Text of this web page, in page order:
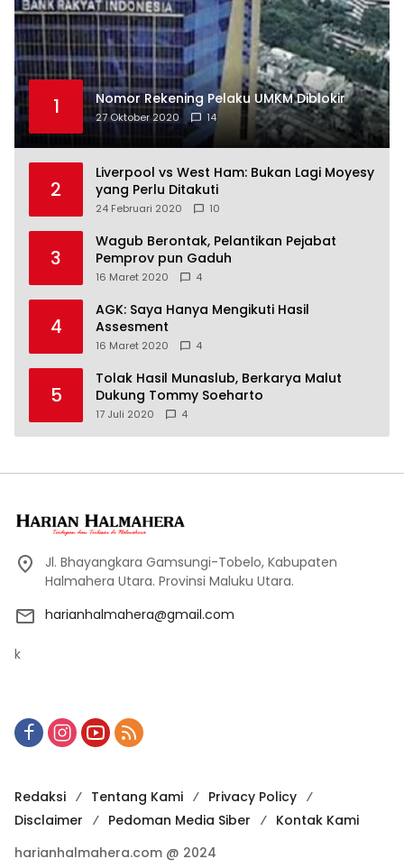
1 Nomor Rekening Pelaku UMKM Diblokir
27 Oktober 2020 14
2
Liverpool vs West Ham: Bukan Lagi Moyesy
yang Perlu Ditakuti
24 Februari 2020 10
3
Wagub Berontak, Pelantikan Pejabat
Pemprov pun Gaduh
16 Maret 2020 4
4
AGK: Saya Hanya Mengikuti Hasil
Assesment
16 Maret 2020 4
5
Tolak Hasil Munaslub, Berkarya Malut
Dukung Tommy Soeharto
17 Juli 2020 4
Jl. Bhayangkara Gamsungi-Tobelo, Kabupaten
Halmahera Utara. Provinsi Maluku Utara.
harianhalmahera@gmail.com
k
Redaksi Tentang Kami
Privacy Policy
Disclaimer
Pedoman Media Siber
Kontak Kami
harianhalmahera.com @ 2024